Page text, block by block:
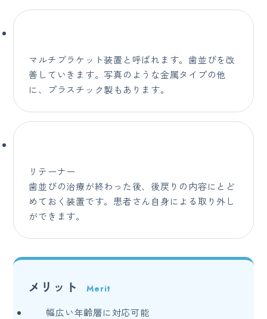
マルチブラケット装置と呼ばれます。歯並びを改
善していきます。写真のような金属タイプの他
に、プラスチック製もあります。
リテーナー
歯並びの治療が終わった後、後戻りの内容にとど
めておく装置です。患者さん自身による取り外し
ができます。
メリット
幅広い年齢層に対応可能